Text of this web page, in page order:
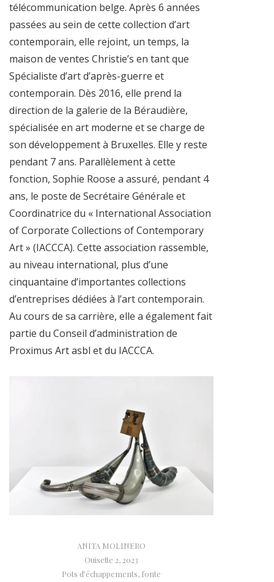
télécommunication belge. Après 6 années
passées au sein de cette collection d’art
contemporain, elle rejoint, un temps, la
maison de ventes Christie’s en tant que
Spécialiste d’art d’après-guerre et
contemporain. Dès 2016, elle prend la
direction de la galerie de la Béraudière,
spécialisée en art moderne et se charge de
son développement à Bruxelles. Elle y reste
pendant 7 ans. Parallèlement à cette
fonction, Sophie Roose a assuré, pendant 4
ans, le poste de Secrétaire Générale et
Coordinatrice du « International Association
of Corporate Collections of Contemporary
Art » (IACCCA). Cette association rassemble,
au niveau international, plus d’une
cinquantaine d’importantes collections
d’entreprises dédiées à l’art contemporain.
Au cours de sa carrière, elle a également fait
partie du Conseil d’administration de
Proximus Art asbl et du IACCCA.
ANITA MOLINERO
Ouisette 2, 2023
Pots d’échappements, fonte